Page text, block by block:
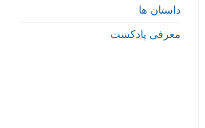
داستان ها
معرفی پادکست